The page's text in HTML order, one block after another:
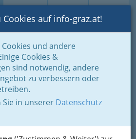
Suche Login Toggle
auf info-graz.at!
Cookies und andere
Cookies &
sind notwendig, andere
zu verbessern oder
Sie in unserer Datenschutz
Kriterien Auswahl
Lokal-Kultur